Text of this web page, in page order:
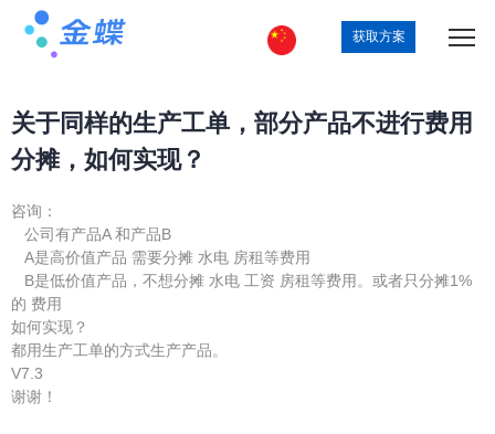
获取方案
关于同样的生产工单，部分产品不进行费用
分摊，如何实现？
咨询：
公司有产品A 和产品B
A是高价值产品 需要分摊 水电 房租等费用
B是低价值产品，不想分摊 水电 工资 房租等费用。或者只分摊1%
的 费用
如何实现？
都用生产工单的方式生产产品。
V7.3
谢谢！